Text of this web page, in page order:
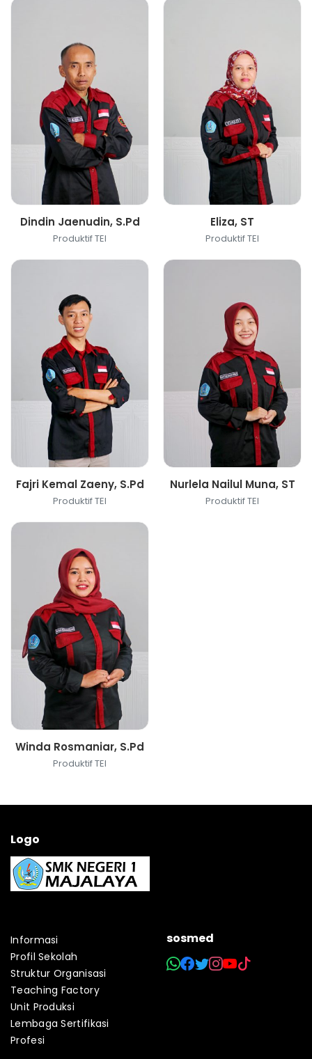
Dindin Jaenudin, S.Pd
Produktif TEI
Eliza, ST
Produktif TEI
Fajri Kemal Zaeny, S.Pd
Produktif TEI
Nurlela Nailul Muna, ST
Produktif TEI
Winda Rosmaniar, S.Pd
Produktif TEI
Logo
Informasi
Profil Sekolah
Struktur Organisasi
Teaching Factory
Unit Produksi
Lembaga Sertifikasi
Profesi
sosmed